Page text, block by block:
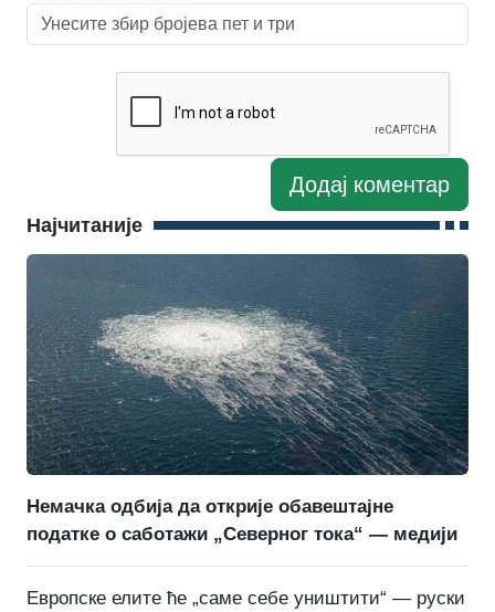
Најчитаније
Немачка одбија да открије обавештајне
податке о саботажи „Северног тока“ — медији
Европске елите ће „саме себе уништити“ — руски